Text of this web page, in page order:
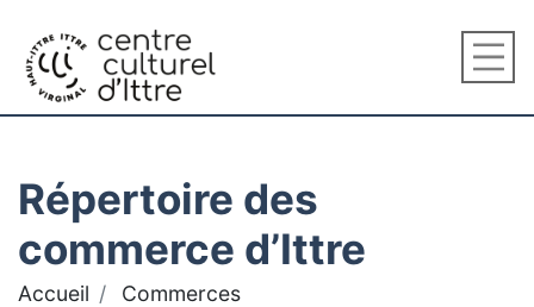
Répertoire des
commerce d’Ittre
Accueil Commerces